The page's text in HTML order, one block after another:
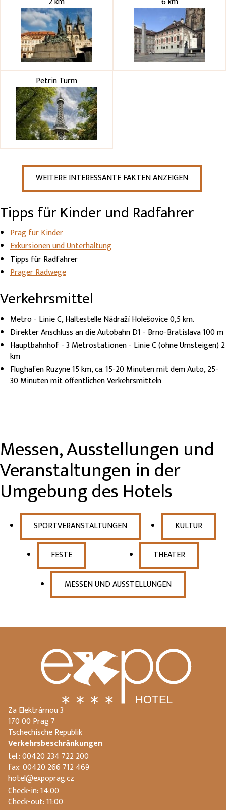
Petrin Turm
WEITERE INTERESSANTE FAKTEN ANZEIGEN
Tipps für Kinder und Radfahrer
Prag für Kinder
Exkursionen und Unterhaltung
Tipps für Radfahrer
Prager Radwege
Verkehrsmittel
Metro - Linie C, Haltestelle Nádraží Holešovice 0,5 km.
Direkter Anschluss an die Autobahn D1 - Brno-Bratislava 100 m
Hauptbahnhof - 3 Metrostationen - Linie C (ohne Umsteigen) 2
km
Flughafen Ruzyne 15 km, ca. 15-20 Minuten mit dem Auto, 25-
30 Minuten mit öffentlichen Verkehrsmitteln
Messen, Ausstellungen und
Veranstaltungen in der
Umgebung des Hotels
SPORTVERANSTALTUNGEN KULTUR
FESTE THEATER
MESSEN UND AUSSTELLUNGEN
Za Elektrárnou 3
170 00 Prag 7
Tschechische Republik
Verkehrsbeschränkungen
tel.: 00420 234 722 200
fax: 00420 266 712 469
hotel@expoprag.cz
Check-in: 14:00
Check-out: 11:00